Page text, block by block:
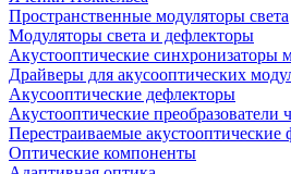
Пространственные модуляторы света
Модуляторы света и дефлекторы
Акустооптические синхронизаторы
Драйверы для акусооптических
Акусооптические дефлекторы
Акустооптические преобразователи
Перестраиваемые акустооптические
Оптические компоненты